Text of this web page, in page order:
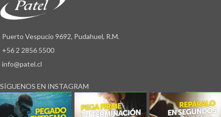
Puerto Vespucio 9692, Pudahuel, R.M.
+56 2 2856 5500
info@patel.cl
SÍGUENOS EN INSTAGRAM